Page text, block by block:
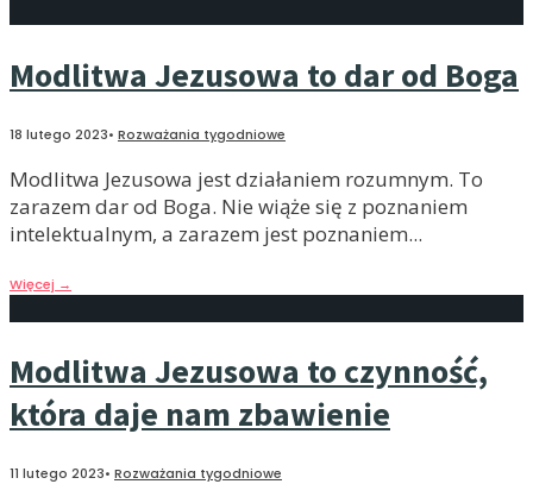
Modlitwa Jezusowa to dar od Boga
18 lutego 2023• Rozważania tygodniowe
Modlitwa Jezusowa jest działaniem rozumnym. To
zarazem dar od Boga. Nie wiąże się z poznaniem
intelektualnym, a zarazem jest poznaniem...
Więcej →
Modlitwa Jezusowa to czynność,
która daje nam zbawienie
11 lutego 2023• Rozważania tygodniowe